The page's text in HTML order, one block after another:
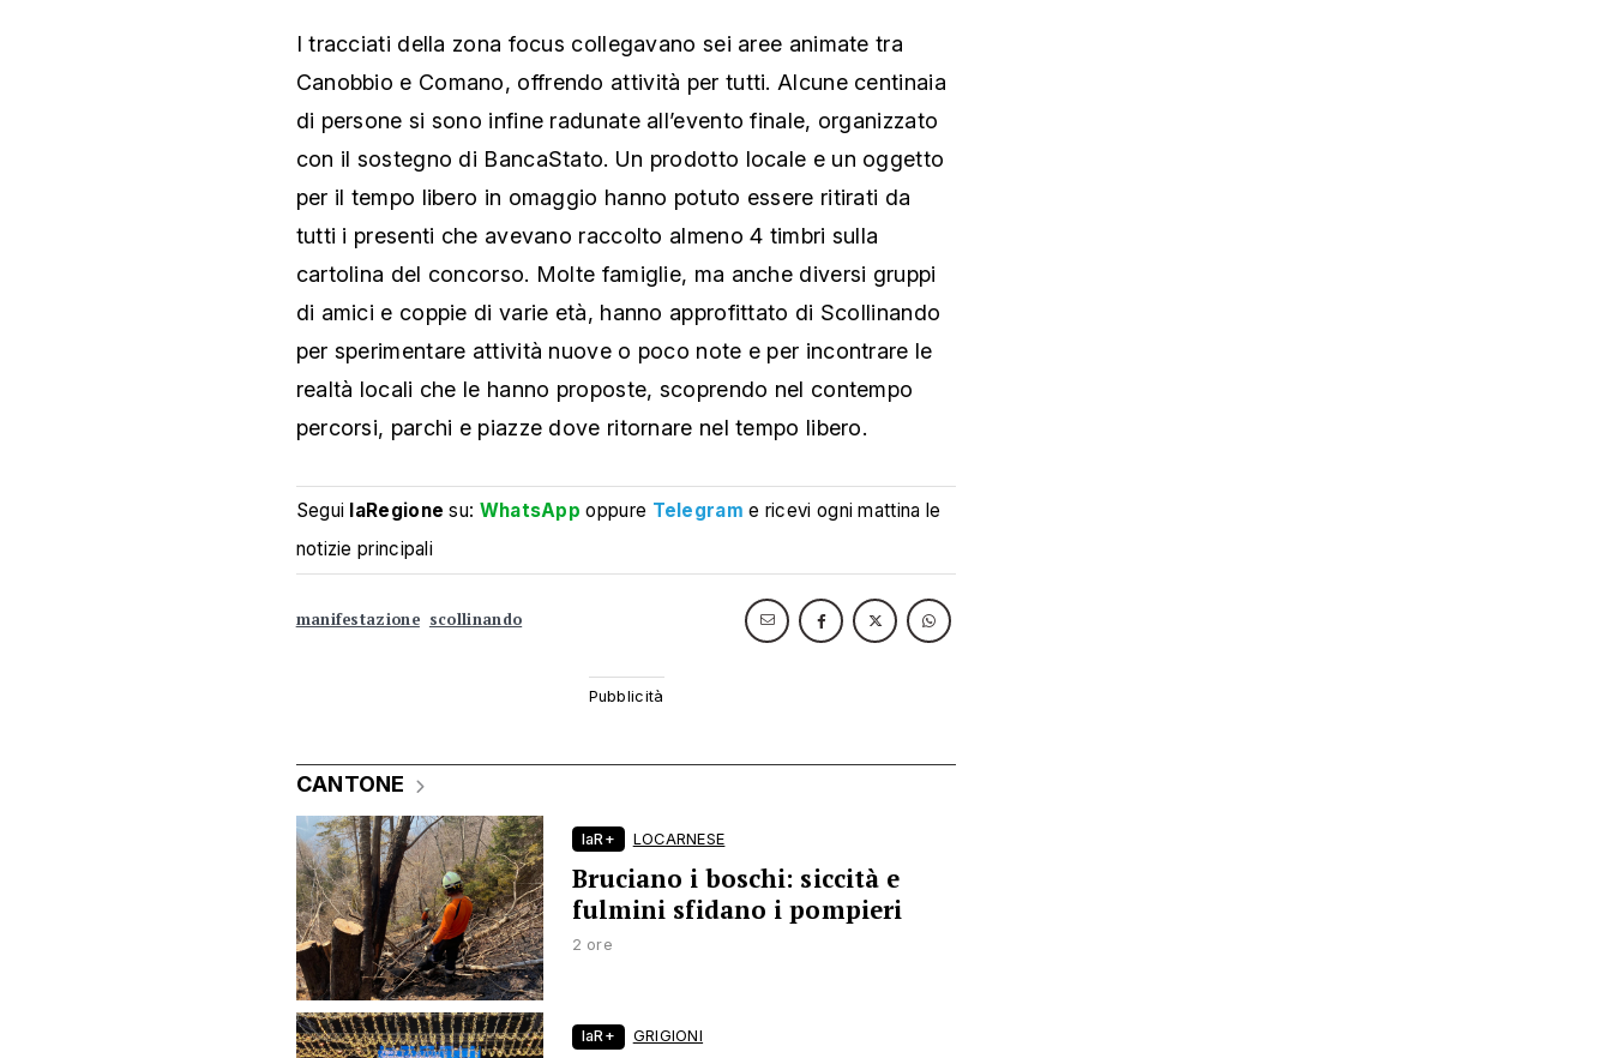
I tracciati della zona focus collegavano sei aree animate tra
Canobbio e Comano, offrendo attività per tutti. Alcune centinaia
di persone si sono infine radunate all’evento finale, organizzato
con il sostegno di BancaStato. Un prodotto locale e un oggetto
per il tempo libero in omaggio hanno potuto essere ritirati da
tutti i presenti che avevano raccolto almeno 4 timbri sulla
cartolina del concorso. Molte famiglie, ma anche diversi gruppi
di amici e coppie di varie età, hanno approfittato di Scollinando
per sperimentare attività nuove o poco note e per incontrare le
realtà locali che le hanno proposte, scoprendo nel contempo
percorsi, parchi e piazze dove ritornare nel tempo libero.
Segui laRegione su: WhatsApp oppure Telegram e ricevi ogni mattina le
notizie principali
manifestazione scollinando
CANTONE
laR+ LOCARNESE
Bruciano i boschi: siccità e
fulmini sfidano i pompieri
2 ore
laR+ GRIGIONI